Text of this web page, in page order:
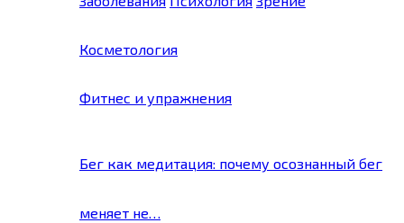
Косметология
Фитнес и упражнения
Бег как медитация: почему осознанный бег
меняет не…